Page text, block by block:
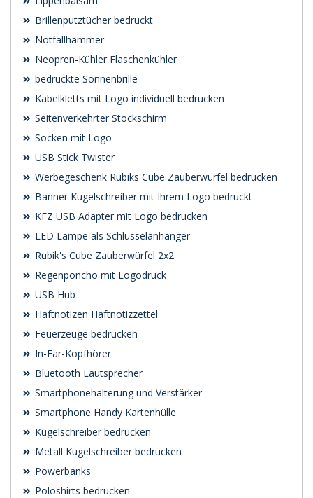
Brillenputztücher bedruckt
Notfallhammer
Neopren-Kühler Flaschenkühler
bedruckte Sonnenbrille
Kabelkletts mit Logo individuell bedrucken
Seitenverkehrter Stockschirm
Socken mit Logo
USB Stick Twister
Werbegeschenk Rubiks Cube Zauberwürfel bedrucken
Banner Kugelschreiber mit Ihrem Logo bedruckt
KFZ USB Adapter mit Logo bedrucken
LED Lampe als Schlüsselanhänger
Rubik's Cube Zauberwürfel 2x2
Regenponcho mit Logodruck
USB Hub
Haftnotizen Haftnotizzettel
Feuerzeuge bedrucken
In-Ear-Kopfhörer
Bluetooth Lautsprecher
Smartphonehalterung und Verstärker
Smartphone Handy Kartenhülle
Kugelschreiber bedrucken
Metall Kugelschreiber bedrucken
Powerbanks
Poloshirts bedrucken